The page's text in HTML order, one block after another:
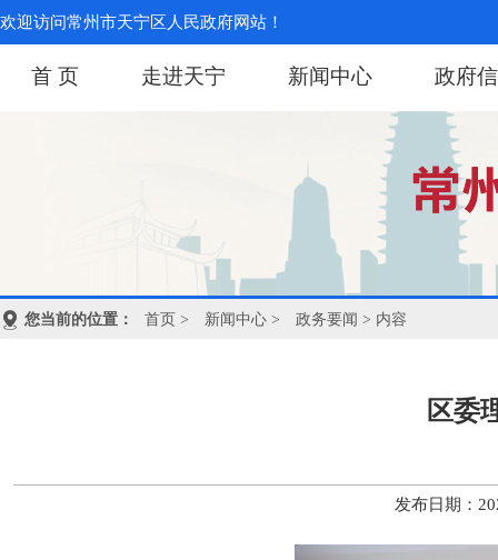
欢迎访问常州市天宁区人民政府网站！
首 页 走进天宁 新闻中心 政府
您当前的位置： 首页 > 新闻中心 > 政务要闻 > 内容
区委
发布日期：